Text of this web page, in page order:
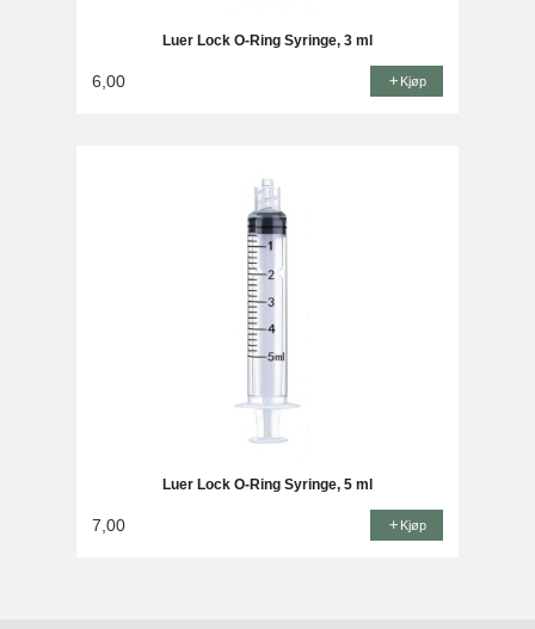
Luer Lock O-Ring Syringe, 3 ml
6,00 Kjøp
Luer Lock O-Ring Syringe, 5 ml
7,00 Kjøp